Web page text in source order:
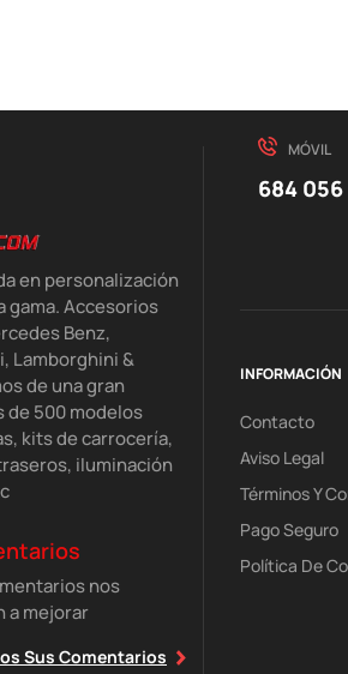
en personalización
gama. Accesorios
Benz,
Lamborghini &
de una gran
de 500 modelos
kits de carrocería,
iluminación
nos
a mejorar
Sus Comentarios
MÓVIL
684 056
INFORMACIÓN
Contacto
Aviso Legal
Términos Y
Pago Seguro
Política De